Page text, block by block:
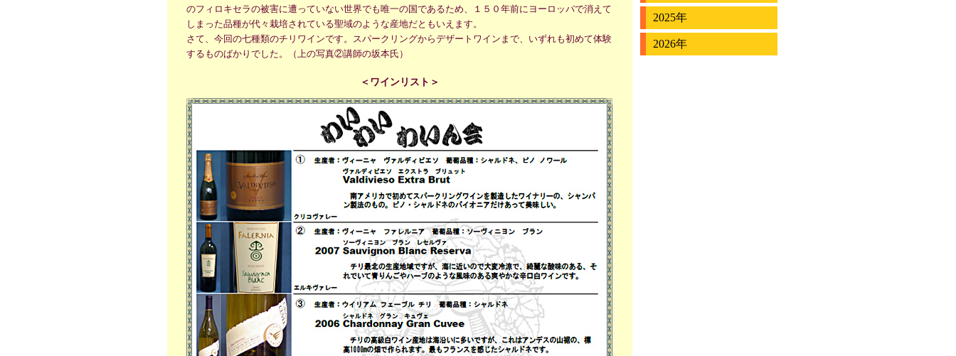
のフィロキセラの被害に遭っていない世界でも唯一の国であるため、１５０年前にヨーロッパで消えて
しまった品種が代々栽培されている聖域のような産地だともいえます。
さて、今回の七種類のチリワインです。スパークリングからデザートワインまで、いずれも初めて体験
するものばかりでした。（上の写真②講師の坂本氏）
＜ワインリスト＞
2025年
2026年